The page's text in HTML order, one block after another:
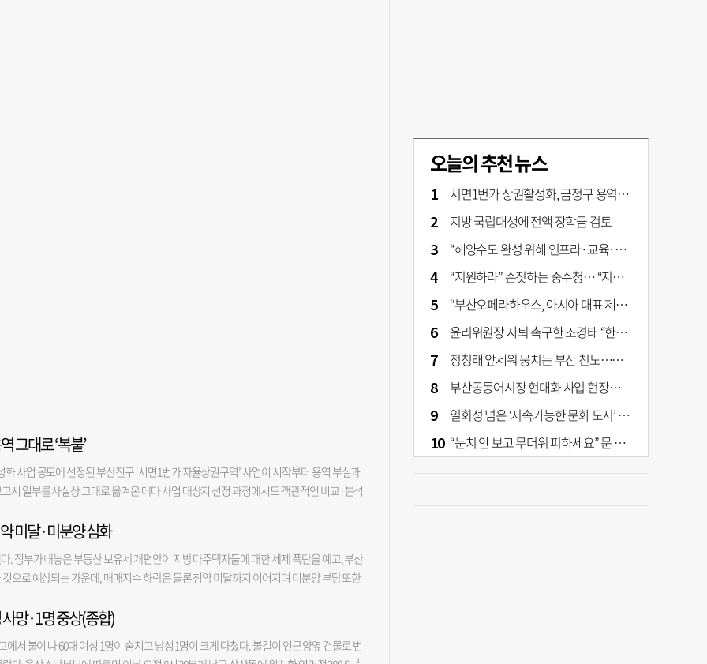
그대로 ‘복붙’
사업 공모에 선정된 부산진구 ‘서면1번가 자율상권구역’ 사업이 시작부터 용역 부실과
서 일부를 사실상 그대로 옮겨온 데다 사업 대상지 선정 과정에서도 객관적인 비교·분석
서면1번가 자율상권구역 상권 활성화 사업 계획(안)에 관한 의견 청취’를 진행했다고 5
통해 상권 살리기에 나선다. 주요 사업 내용은 상권 특색을 반영한 거점 공간 조성 등 상
통해 상권을 활성화하는 것이다. 이날 의견 청취에서는 부산진구 자율상권구역 활성화
결과, 연구 개요와 사례 분석 등에서 금정구 용역보고서와 동일한 내용이 다수 확인됐다.
상권 활성화 사업 용역도 맡았던 A사가 진행했다. 일부 대목에는 ‘부산진구’ 대신 ‘금정
미달·미분양 심화
. 정부가 내놓은 부동산 보유세 개편안이 지방 다주택자들에 대한 세제 폭탄을 예고, 부산
으로 예상되는 가운데, 매매지수 하락은 물론 청약 미달까지 이어지며 미분양 부담 또한
속 마이너스 상승률에, 하락폭까지 커지면서 지난 8개월간의 회복세가 본격 꺾인 것으
부산이 7월 -0.01%를 기록하며 본격 하락세로 접어든 것으로 보인다”면서 “서울은 가격
망·1명 중상(종합)
서 불이 나 60대 여성 1명이 숨지고 남성 1명이 크게 다쳤다. 불길이 인근 양옆 건물로 번
오늘의 추천 뉴스
서면1번가 상권활성화, 금정구 용역 그대로 ‘복붙’
지방 국립대생에 전액 장학금 검토
“해양수도 완성 위해 인프라·교육·세제 등 전방위 지원”…부산해양수도특별법’ 개정안 발의
“지원하라” 손짓하는 중수청… “지켜보자” 머뭇대는 검찰
“부산오페라하우스, 아시아 대표 제작 극장 지향해야”
윤리위원장 사퇴 촉구한 조경태 “한동훈 제명 철회해야”
정청래 앞세워 뭉치는 부산 친노…전대 결과가 부산 민주 세력 판도 바꾼다
부산공동어시장 현대화 사업 현장서 오염토 발견
일회성 넘은 ‘지속가능한 문화 도시’ 원동력은 시민 지지 [부산은 열려 있다]
“눈치 안 보고 무더위 피하세요” 문 활짝 연 은행·마트